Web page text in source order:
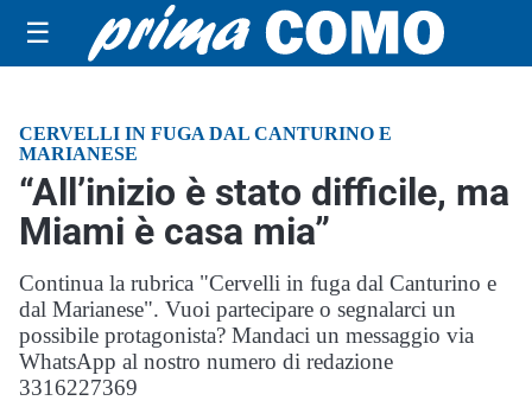
☰
CERVELLI IN FUGA DAL CANTURINO E
MARIANESE
“All’inizio è stato difficile, ma
Miami è casa mia”
Continua la rubrica "Cervelli in fuga dal Canturino e
dal Marianese". Vuoi partecipare o segnalarci un
possibile protagonista? Mandaci un messaggio via
WhatsApp al nostro numero di redazione
3316227369